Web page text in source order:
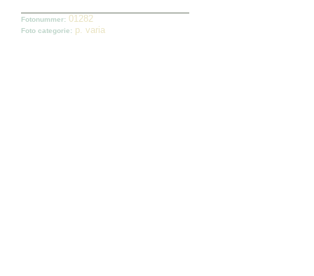
Fotonummer: 01282
Foto categorie: p. varia